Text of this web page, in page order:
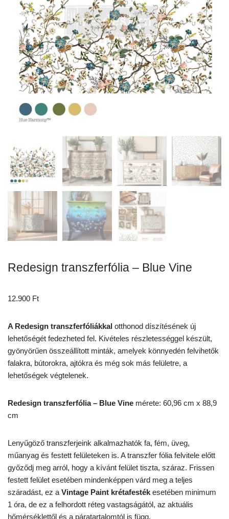
Redesign transzferfólia – Blue Vine
12.900 Ft
A Redesign transzferfóliákkal otthonod díszítésének új
lehetőségét fedezheted fel. Kivételes részletességgel készült,
gyönyörűen összeállított minták, amelyek könnyedén felvihetők
falakra, bútorokra, ajtókra és még sok más felületre, a
lehetőségek végtelenek.
Redesign transzferfólia – Blue Vine mérete: 60,96 cm x 88,9
cm
Lenyűgöző transzferjeink alkalmazhatók fa, fém, üveg,
műanyag és festett felületeken is. A transzfer fólia felvitele előtt
győződj meg arról, hogy a kívánt felület tiszta, száraz. Frissen
festett felület esetében mindenképpen várd meg a teljes
száradást, ez a Vintage Paint krétafesték esetében minimum
1 óra, de ez a felhordott réteg vastagságától, az aktuális
hőmérséklettől és a páratartalomtól is függ.